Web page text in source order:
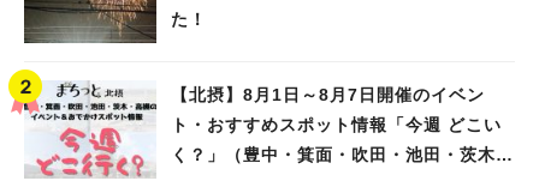
た！
【北摂】8月1日～8月7日開催のイベン
ト・おすすめスポット情報「今週 どこい
く？」（豊中・箕面・吹田・池田・茨木・